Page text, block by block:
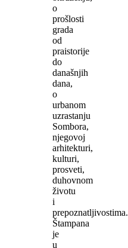
o
prošlosti
grada
od
praistorije
do
današnjih
dana,
o
urbanom
uzrastanju
Sombora,
njegovoj
arhitekturi,
kulturi,
prosveti,
duhovnom
životu
i
prepoznatljivostima.
Štampana
je
u